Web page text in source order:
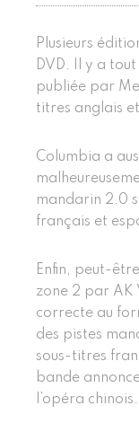
Plusieurs
DVD. Il y a
publiée par
titres anglais
Columbia a
mandarin 2.0
français et
Enfin, peut-
zone 2 par AK
correcte au
des pistes
sous-titres
bande
l’opéra chinois.